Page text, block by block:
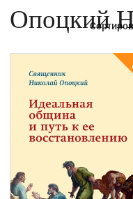
Опоцкий